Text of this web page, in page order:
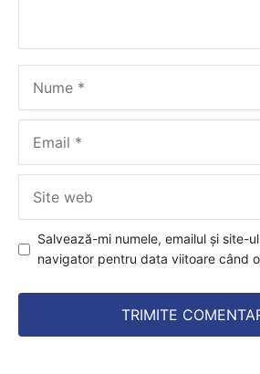
web
Salvează-mi numele, emailul și site-
navigator pentru data viitoare când